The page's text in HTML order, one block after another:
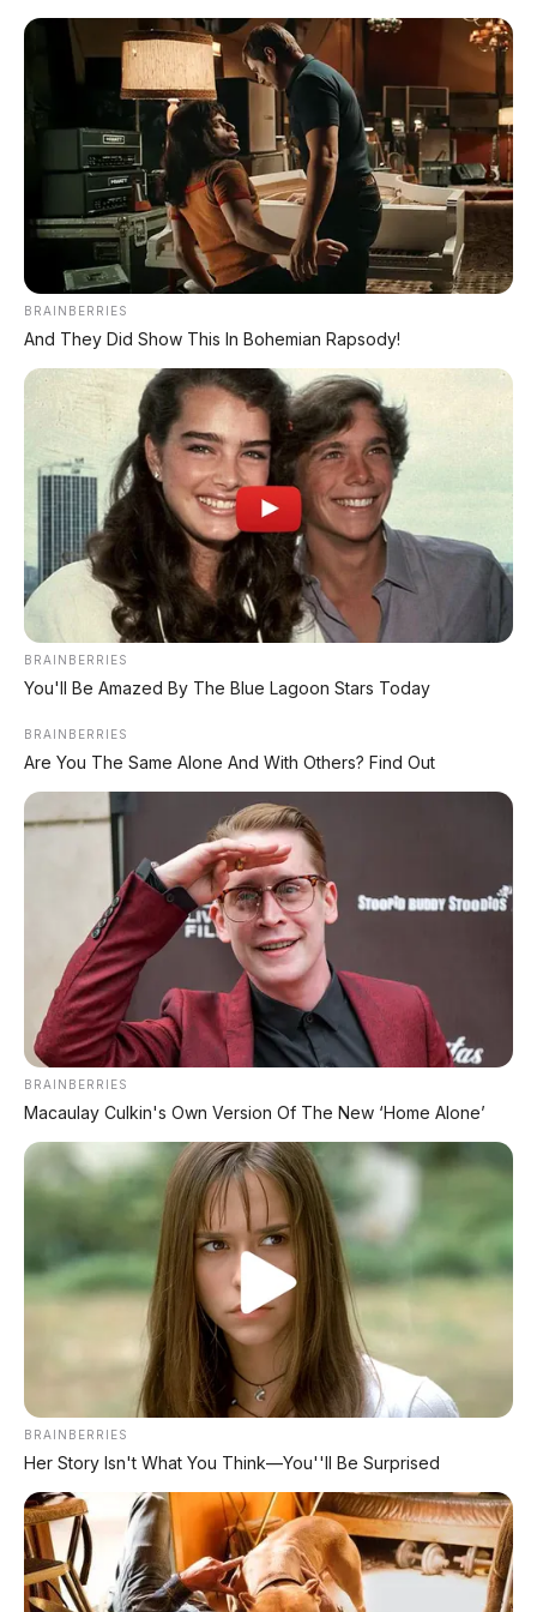
Home»hyundai »Hyundai Elec City »Kendaraan Niaga»
Persija Jakarta Klub Pertama di
Indonesia Pakai Bus Listrik Hyundai Elec
City
📍 JAKARTA
🚌 BUS LISTRIK
📸 Bambang Pamungkas berpidato di samping bus listrik baru
Persija
BREAKING NEWS– Persija Jakarta resmi
menjadiklub sepak bola pertama di
Indonesia yang menggunakan bus listrik untuk
armada operasional tim. Bukan soal transfer
Kemayoran justru membuat gebrakan di sektor
transportasi dengan menghadirkan bus listrik
berbalut warna merah khas Persija.
Bus yang tampil gagah ini berdiri di atas
BRAINBERRIES
And They Did Show This In Bohemian Rapsody!
BRAINBERRIES
You'll Be Amazed By The Blue Lagoon Stars Today
BRAINBERRIES
Are You The Same Alone And With Others? Find Out
BRAINBERRIES
Macaulay Culkin's Own Version Of The New ‘Home Alone’
BRAINBERRIES
Her Story Isn't What You Think—You''ll Be Surprised